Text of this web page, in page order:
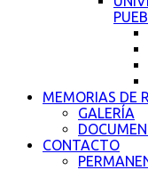
MEMORIAS DE
GALERÍA
CONTACTO